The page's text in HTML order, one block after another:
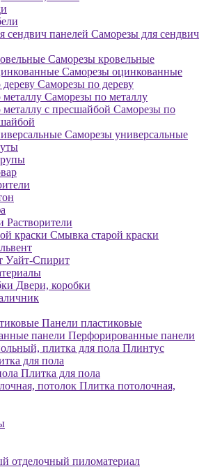
Саморезы для сендвич
Саморезы кровельные
Саморезы оцинкованные
Саморезы по дереву
Саморезы по металлу
Саморезы по
Саморезы универсальные
Растворители
Смывка старой краски
Уайт-Спирит
Двери, коробки
Панели пластиковые
Перфорированные панели
Плинтус
для пола
Плитка для пола
Плитка потолочная,